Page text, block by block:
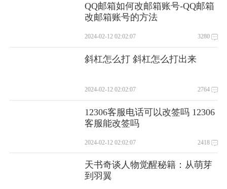
QQ邮箱如何改邮箱账号-QQ邮箱
改邮箱账号的方法
2024-02-12 02:02:07 3280
斜杠怎么打 斜杠怎么打出来
2024-02-12 02:02:07 2764
12306客服电话可以改签吗 12306
客服能改签吗
2024-02-12 02:02:07 2418
天书奇谈人物觉醒秘籍：从萌芽
到羽翼